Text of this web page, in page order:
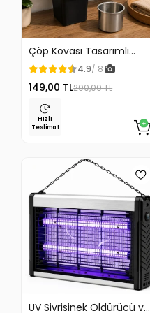
Çöp Kovası Tasarımlı
Küllük Duvar Masaüstü
ve Araç İçin Uygun
Kullanım
4.9/ 8
149,00 TL200,00 TL
Hızlı
Teslimat
UV Sivrisinek Öldürücü ve